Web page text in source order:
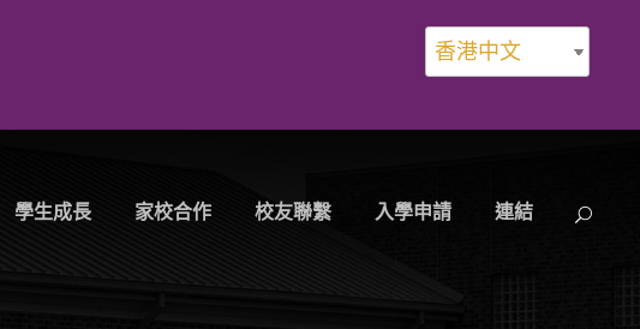
香港中文
學生成長 家校合作 校友聯繫 入學申請 連結